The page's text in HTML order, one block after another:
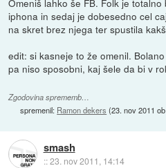
iphona in sedaj je dobesedno cel
na skret brez njega ter spustila
edit: si kasneje to že omenil.
pa niso sposobni, kaj šele da bi v
Zgodovina sprememb…
spremenil: Ramon dekers (23. nov 2011
smash
::23. nov 2011, 14:14